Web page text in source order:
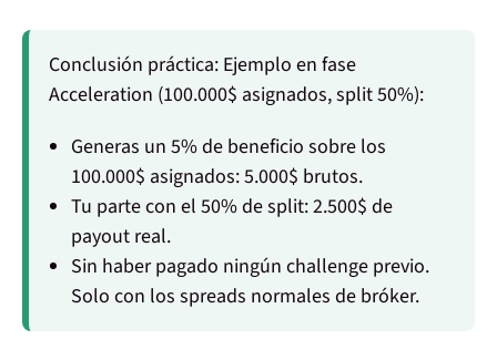
Conclusión práctica: Ejemplo en fase
Acceleration (100.000$ asignados, split 50%):
Generas un 5% de beneficio sobre los
100.000$ asignados: 5.000$ brutos.
Tu parte con el 50% de split:2.500$ de
payout real.
Sin haber pagado ningún challenge previo.
Solo con los spreads normales de bróker.